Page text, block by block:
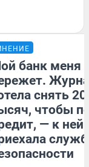
банк меня
снять
чтобы
— к